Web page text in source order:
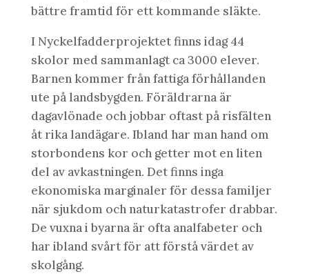
bättre framtid för ett kommande släkte.
I Nyckelfadderprojektet finns idag 44
skolor med sammanlagt ca 3000 elever.
Barnen kommer från fattiga förhållanden
ute på landsbygden. Föräldrarna är
dagavlönade och jobbar oftast på risfälten
åt rika landägare. Ibland har man hand om
storbondens kor och getter mot en liten
del av avkastningen. Det finns inga
ekonomiska marginaler för dessa familjer
när sjukdom och naturkatastrofer drabbar.
De vuxna i byarna är ofta analfabeter och
har ibland svårt för att förstå värdet av
skolgång.